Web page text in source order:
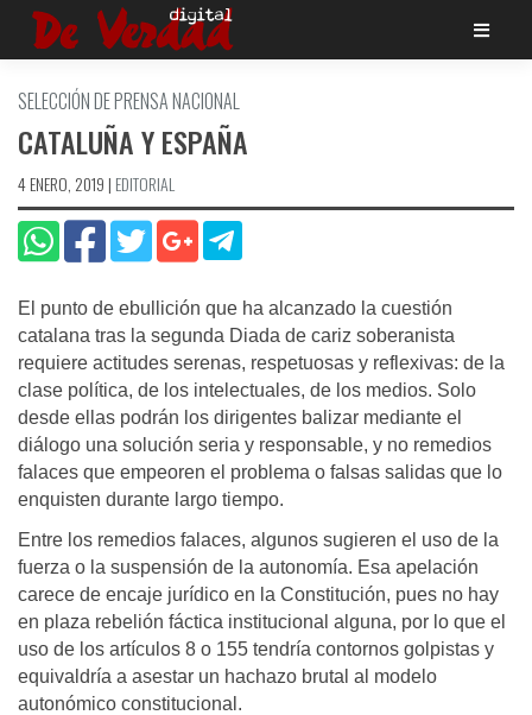
Saltar
SELECCIÓN DE PRENSA NACIONAL
CATALUÑA Y ESPAÑA
4 ENERO, 2019 | EDITORIAL
El punto de ebullición que ha alcanzado la cuestión
catalana tras la segunda Diada de cariz soberanista
requiere actitudes serenas, respetuosas y reflexivas: de la
clase política, de los intelectuales, de los medios. Solo
desde ellas podrán los dirigentes balizar mediante el
diálogo una solución seria y responsable, y no remedios
falaces que empeoren el problema o falsas salidas que lo
enquisten durante largo tiempo.
Entre los remedios falaces, algunos sugieren el uso de la
fuerza o la suspensión de la autonomía. Esa apelación
carece de encaje jurídico en la Constitución, pues no hay
en plaza rebelión fáctica institucional alguna, por lo que el
uso de los artículos 8 o 155 tendría contornos golpistas y
equivaldría a asestar un hachazo brutal al modelo
autonómico constitucional.